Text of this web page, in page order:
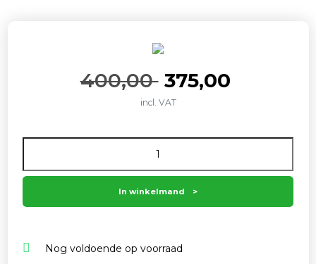
400,00
prijs
was:
400,00 .
375,00
is:
375,00 .
incl. VAT
In winkelmand
Nog voldoende op voorraad